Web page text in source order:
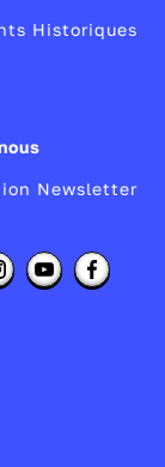
Historiques
Newsletter